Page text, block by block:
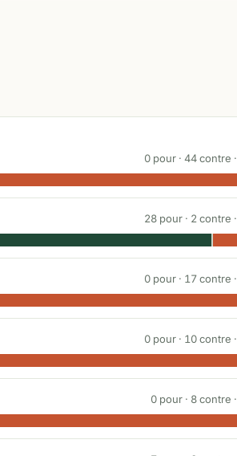
0 pour · 44contre ·
28 pour · 2 contre ·
0 pour · 17contre ·
0 pour · 10contre ·
0 pour · 8contre ·